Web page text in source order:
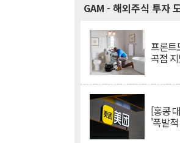
GAM - 해외주식 투자
프론
곡점
[홍콩
'폭발